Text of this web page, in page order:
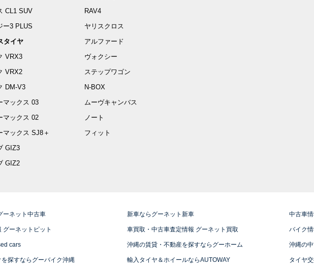
CL1 SUV
ー3 PLUS
タイヤ
VRX3
VRX2
DM-V3
マックス 03
マックス 02
マックス SJ8＋
GIZ3
GIZ2
RAV4
ヤリスクロス
アルファード
ヴォクシー
ステップワゴン
N-BOX
ムーヴキャンバス
ノート
フィット
ーネット中古車 新車ならグーネット新車 中古車
グーネットピット 車買取・中古車査定情報 グーネット買取 バイク
cars 沖縄の賃貸・不動産を探すならグーホーム 沖縄の
探すならグーバイク沖縄 輸入タイヤ＆ホイールならAUTOWAY タイヤ